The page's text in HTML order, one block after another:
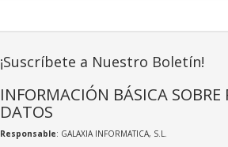
¡Suscríbete a Nuestro Boletín!
INFORMACIÓN BÁSICA SOBRE
DATOS
Responsable: GALAXIA INFORMATICA, S.L.